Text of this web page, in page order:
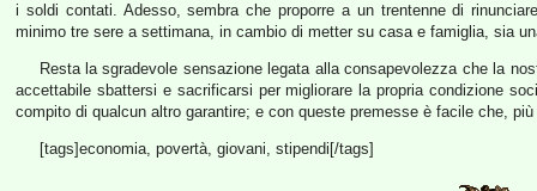
i soldi contati. Adesso, sembra che proporre a un trentenne di
minimo tre sere a settimana, in cambio di metter su casa e famiglia, sia
Resta la sgradevole sensazione legata alla consapevolezza che la
accettabile sbattersi e sacrificarsi per migliorare la propria condizione
compito di qualcun altro garantire; e con queste premesse è facile che,
[tags]economia, povertà, giovani, stipendi[/tags]